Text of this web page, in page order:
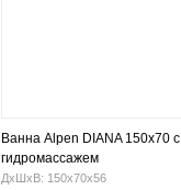
Ванна Alpen DIANA 150x70 с
гидромассажем
ДхШхВ: 150х70х56